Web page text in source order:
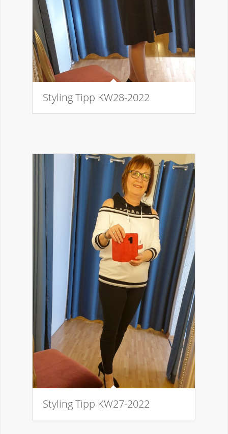
Styling Tipp KW28-2022
Styling Tipp KW27-2022